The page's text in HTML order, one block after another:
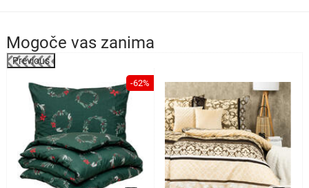
Mogoče vas zanima
Previous
-62%